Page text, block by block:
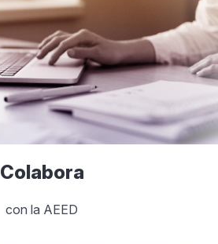
Colabora
con la AEED